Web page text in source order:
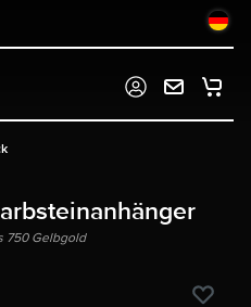
750 Gelbgold